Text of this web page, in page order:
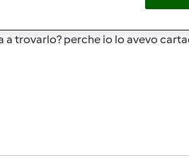
a trovarlo? perche io lo avevo